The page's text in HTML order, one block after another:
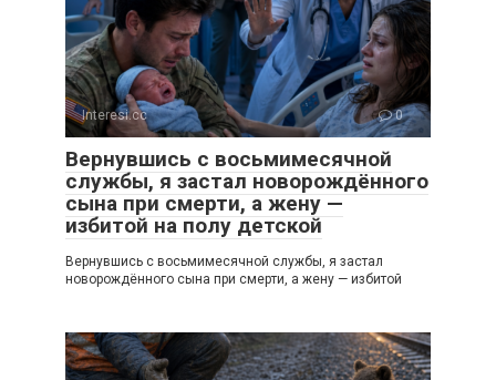
Interesi.cc 0
Вернувшись с восьмимесячной
службы, я застал новорождённого
сына при смерти, а жену —
избитой на полу детской
Вернувшись с восьмимесячной службы, я застал
новорождённого сына при смерти, а жену — избитой